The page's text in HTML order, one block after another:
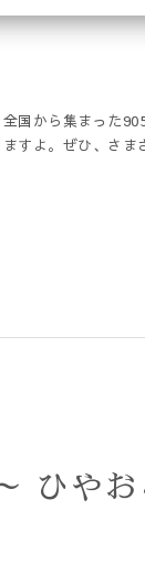
全国から集まった
すよ。ぜひ、さ
ひやお